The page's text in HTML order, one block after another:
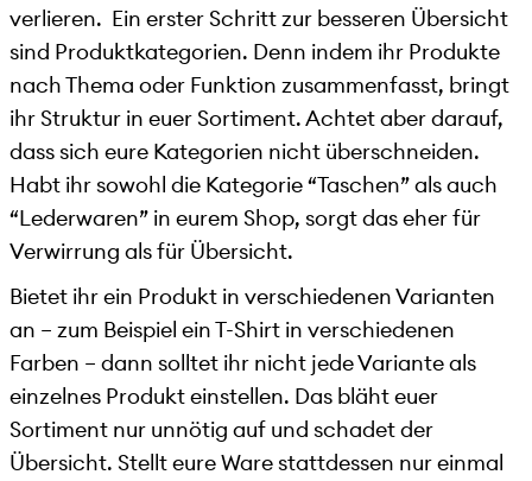
verlieren. Ein erster Schritt zur besseren Übersicht
sind Produktkategorien. Denn indem ihr Produkte
nach Thema oder Funktion zusammenfasst, bringt
ihr Struktur in euer Sortiment. Achtet aber darauf,
dass sich eure Kategorien nicht überschneiden.
Habt ihr sowohl die Kategorie “Taschen” als auch
“Lederwaren” in eurem Shop, sorgt das eher für
Verwirrung als für Übersicht.
Bietet ihr ein Produkt in verschiedenen Varianten
an – zum Beispiel ein T-Shirt in verschiedenen
Farben – dann solltet ihr nicht jede Variante als
einzelnes Produkt einstellen. Das bläht euer
Sortiment nur unnötig auf und schadet der
Übersicht. Stellt eure Ware stattdessen nur einmal